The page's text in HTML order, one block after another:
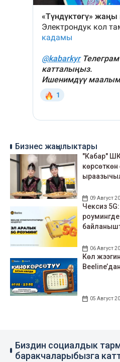
Бизнес жаңылыктары
"Кабар"
09 Август
Чексиз
06 Август
Көл
05 Август
Биздин социалдык
баракчаларыбызга